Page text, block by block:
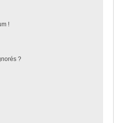
!
?